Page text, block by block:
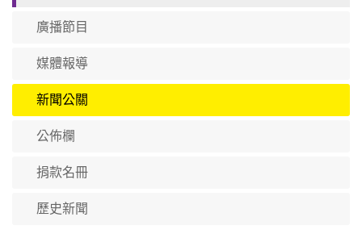
廣播節目
媒體報導
新聞公關
公佈欄
捐款名冊
歷史新聞